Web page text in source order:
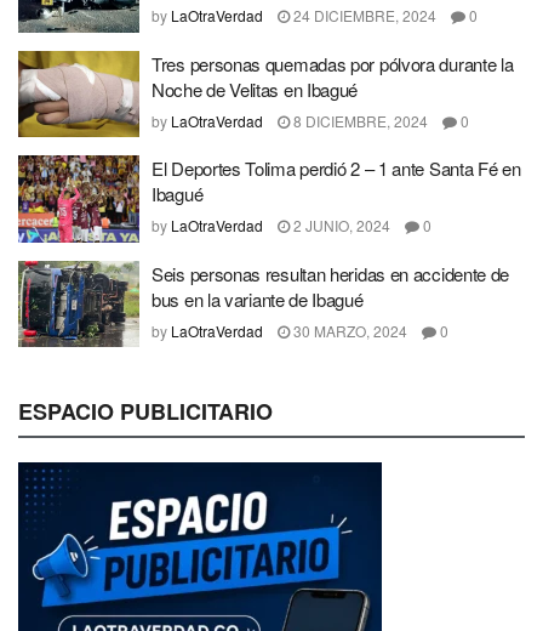
by LaOtraVerdad 24 DICIEMBRE, 2024 0
Tres personas quemadas por pólvora durante la
Noche de Velitas en Ibagué
by LaOtraVerdad 8 DICIEMBRE, 2024 0
El Deportes Tolima perdió 2 – 1 ante Santa Fé en
Ibagué
by LaOtraVerdad 2 JUNIO, 2024 0
Seis personas resultan heridas en accidente de
bus en la variante de Ibagué
by LaOtraVerdad 30 MARZO, 2024 0
ESPACIO PUBLICITARIO